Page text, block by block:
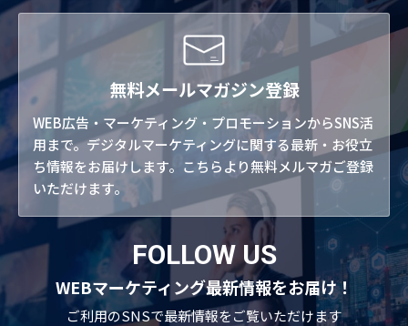
無料メールマガジン登録
WEB広告・マーケティング・プロモーションからSNS活
用まで。デジタルマーケティングに関する最新・お役立
ち情報をお届けします。こちらより無料メルマガご登録
いただけます。
FOLLOW US
WEBマーケティング最新情報をお届け！
ご利用のSNSで最新情報をご覧いただけます